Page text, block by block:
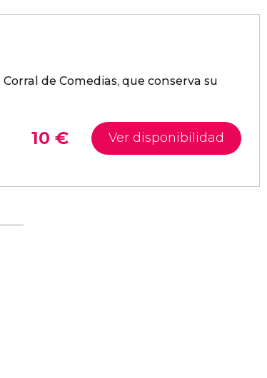
Corral de Comedias, que conserva su
10 € Ver disponibilidad